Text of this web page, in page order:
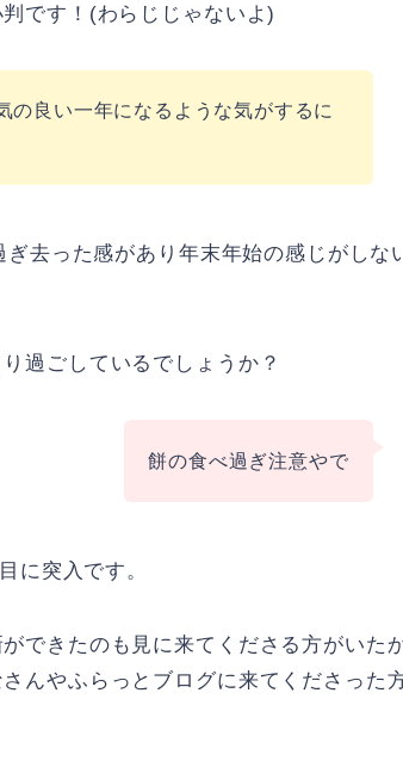
です！(わらじじゃないよ)
の良い一年になるような気がするに
去った感があり年末年始の感じがしな
過ごしているでしょうか？
餅の食べ過ぎ注意やで
に突入です。
できたのも見に来てくださる方がいた
んやふらっとブログに来てくださった